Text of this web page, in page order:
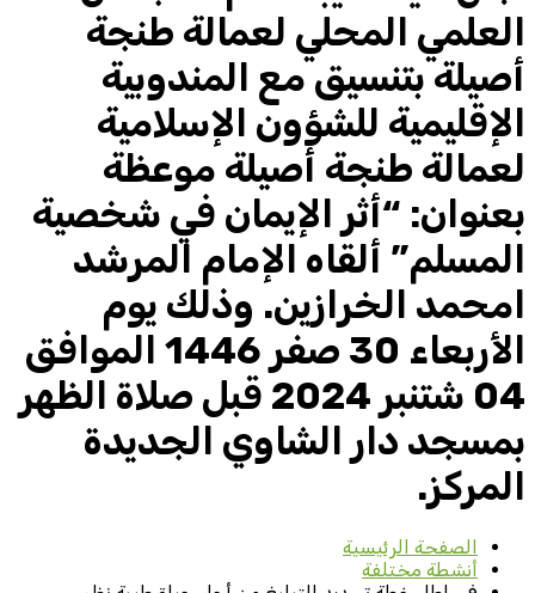
العلمي المحلي لعمالة طنجة
أصيلة بتنسيق مع المندوبية
الإقليمية للشؤون الإسلامية
لعمالة طنجة أصيلة موعظة
بعنوان: “أثر الإيمان في شخصية
المسلم” ألقاه الإمام المرشد
امحمد الخرازين. وذلك يوم
الأربعاء 30 صفر 1446 الموافق
04 شتنبر 2024 قبل صلاة الظهر
بمسجد دار الشاوي الجديدة
المركز.
الصفحة الرئيسية
أنشطة مختلفة